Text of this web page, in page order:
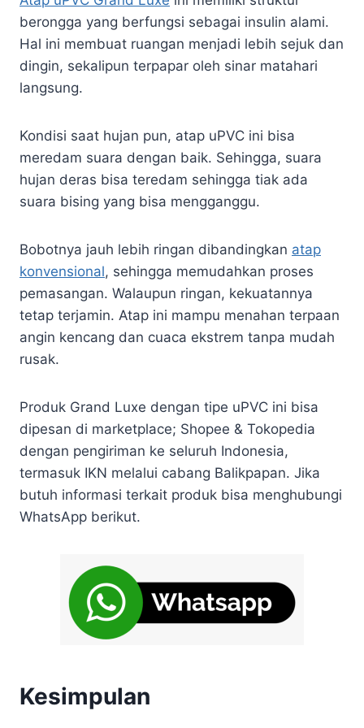
berongga yang berfungsi sebagai insulin alami.
Hal ini membuat ruangan menjadi lebih sejuk dan
dingin, sekalipun terpapar oleh sinar matahari
langsung.
Kondisi saat hujan pun, atap uPVC ini bisa
meredam suara dengan baik. Sehingga, suara
hujan deras bisa teredam sehingga tiak ada
suara bising yang bisa mengganggu.
Bobotnya jauh lebih ringan dibandingkan atap
konvensional, sehingga memudahkan proses
pemasangan. Walaupun ringan, kekuatannya
tetap terjamin. Atap ini mampu menahan terpaan
angin kencang dan cuaca ekstrem tanpa mudah
rusak.
Produk Grand Luxe dengan tipe uPVC ini bisa
dipesan di marketplace; Shopee & Tokopedia
dengan pengiriman ke seluruh Indonesia,
termasuk IKN melalui cabang Balikpapan. Jika
butuh informasi terkait produk bisa menghubungi
WhatsApp berikut.
Kesimpulan